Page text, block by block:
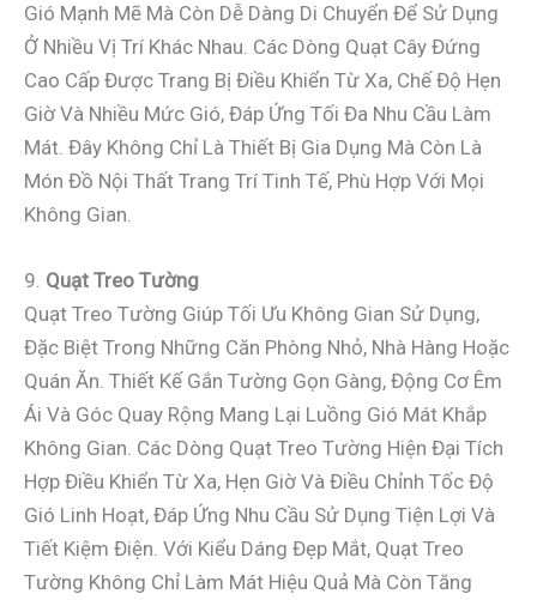
Gió Mạnh Mẽ Mà Còn Dễ Dàng Di Chuyển Để Sử Dụng
Ở Nhiều Vị Trí Khác Nhau. Các Dòng Quạt Cây Đứng
Cao Cấp Được Trang Bị Điều Khiển Từ Xa, Chế Độ Hẹn
Giờ Và Nhiều Mức Gió, Đáp Ứng Tối Đa Nhu Cầu Làm
Mát. Đây Không Chỉ Là Thiết Bị Gia Dụng Mà Còn Là
Món Đồ Nội Thất Trang Trí Tinh Tế, Phù Hợp Với Mọi
Không Gian.
9. Quạt Treo Tường
Quạt Treo Tường Giúp Tối Ưu Không Gian Sử Dụng,
Đặc Biệt Trong Những Căn Phòng Nhỏ, Nhà Hàng Hoặc
Quán Ăn. Thiết Kế Gắn Tường Gọn Gàng, Động Cơ Êm
Ái Và Góc Quay Rộng Mang Lại Luồng Gió Mát Khắp
Không Gian. Các Dòng Quạt Treo Tường Hiện Đại Tích
Hợp Điều Khiển Từ Xa, Hẹn Giờ Và Điều Chỉnh Tốc Độ
Gió Linh Hoạt, Đáp Ứng Nhu Cầu Sử Dụng Tiện Lợi Và
Tiết Kiệm Điện. Với Kiểu Dáng Đẹp Mắt, Quạt Treo
Tường Không Chỉ Làm Mát Hiệu Quả Mà Còn Tăng